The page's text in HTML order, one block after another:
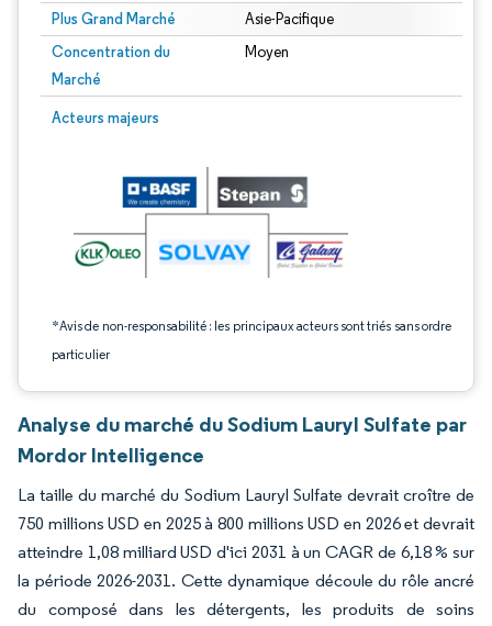
Plus Grand Marché Asie-Pacifique
Concentration du
Marché
Moyen
Acteurs majeurs
*Avis de non-responsabilité : les principaux acteurs sont triés sans ordre
particulier
Image © Mordor Intelligence. La réutilisation nécessite une attribution sous CC
Analyse du marché du Sodium Lauryl Sulfate par
Mordor Intelligence
La taille du marché du Sodium Lauryl Sulfate devrait croître de
750 millions USD en 2025 à 800 millions USD en 2026 et devrait
atteindre 1,08 milliard USD d'ici 2031 à un CAGR de 6,18 % sur
la période 2026-2031. Cette dynamique découle du rôle ancré
du composé dans les détergents, les produits de soins